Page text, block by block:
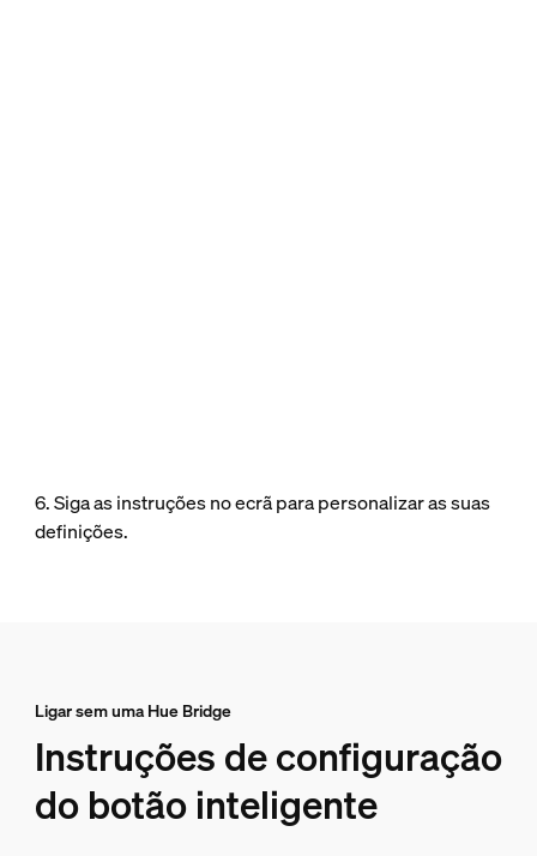
6. Siga as instruções no ecrã para personalizar as suas
definições.
Ligar sem uma Hue Bridge
Instruções de configuração
do botão inteligente